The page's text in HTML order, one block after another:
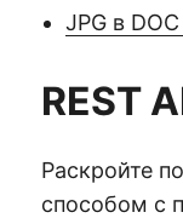
JPG в
REST
Раскройте
способом с